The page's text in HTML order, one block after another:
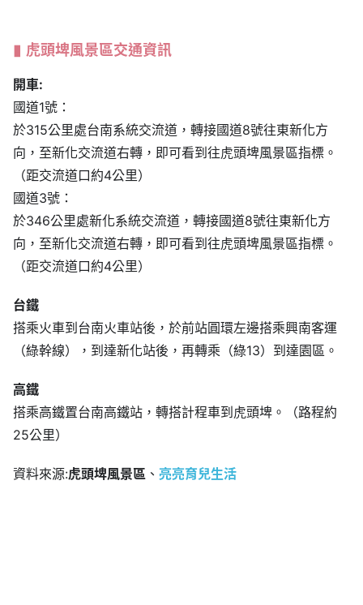
虎頭埤風景區交通資訊
開車:
國道1號：
於315公里處台南系統交流道，轉接國道8號往東新化方
向，至新化交流道右轉，即可看到往虎頭埤風景區指標。
（距交流道口約4公里）
國道3號：
於346公里處新化系統交流道，轉接國道8號往東新化方
向，至新化交流道右轉，即可看到往虎頭埤風景區指標。
（距交流道口約4公里）
台鐵
搭乘火車到台南火車站後，於前站圓環左邊搭乘興南客運
（綠幹線），到達新化站後，再轉乘（綠13）到達園區。
高鐵
搭乘高鐵置台南高鐵站，轉搭計程車到虎頭埤。（路程約
25公里）
資料來源:虎頭埤風景區 、 亮亮育兒生活